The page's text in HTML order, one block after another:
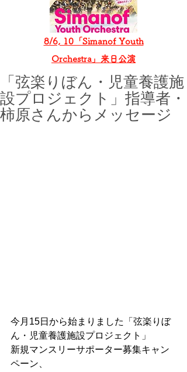
8/6, 10「Simanof Youth
Orchestra」来日公演
「弦楽りぼん・児童養護施
設プロジェクト」指導者・
柿原さんからメッセージ
今月15日から始まりました「弦楽りぼ
ん・児童養護施設プロジェクト」
新規マンスリーサポーター募集キャン
ペーン、